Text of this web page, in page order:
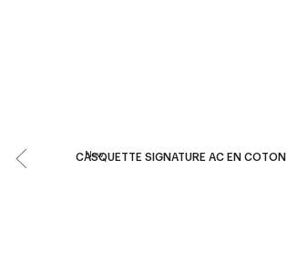
New
CASQUETTE SIGNATURE AC EN COTON